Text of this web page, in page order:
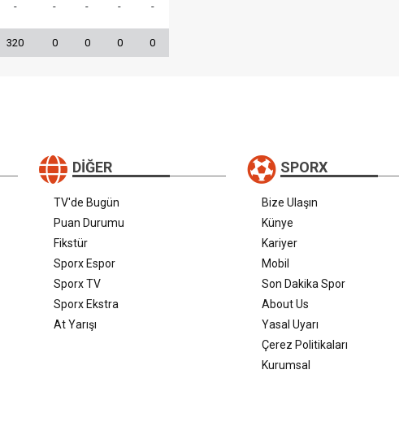
- - - - -
320 0 0 0 0
DIĞER
TV'de Bugün
Puan Durumu
Fikstür
Sporx Espor
Sporx TV
Sporx Ekstra
At Yarışı
SPORX
Bize Ulaşın
Künye
Kariyer
Mobil
Son Dakika Spor
About Us
Yasal Uyarı
Çerez Politikaları
Kurumsal